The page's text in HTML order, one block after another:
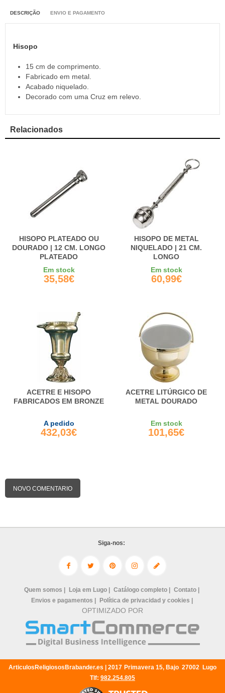
DESCRIÇÃO ENVIO E PAGAMENTO
Hisopo
15 cm de comprimento.
Fabricado em metal.
Acabado niquelado.
Decorado com uma Cruz em relevo.
Relacionados
HISOPO PLATEADO OU
DOURADO | 12 CM. LONGO
PLATEADO
Em stock
35,58€
HISOPO DE METAL
NIQUELADO | 21 CM.
LONGO
Em stock
60,99€
ACETRE E HISOPO
FABRICADOS EM BRONZE
A pedido
432,03€
ACETRE LITÚRGICO DE
METAL DOURADO
Em stock
101,65€
NOVO COMENTARIO
Siga-nos:
Quem somos | Loja em Lugo | Catálogo completo |
Contato |
Envios e pagamentos |
Política de privacidad y cookies |
OPTIMIZADO POR
ArticulosReligiososBrabander.es | 2017 Primavera 15, Bajo, 27002, Lugo
Tlf: 982.254.805